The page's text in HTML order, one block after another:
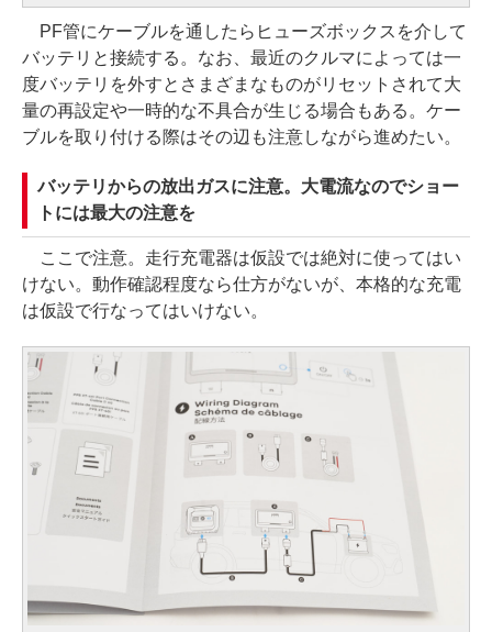
PF管にケーブルを通したらヒューズボックスを介して
バッテリと接続する。なお、最近のクルマによっては一
度バッテリを外すとさまざまなものがリセットされて大
量の再設定や一時的な不具合が生じる場合もある。ケー
ブルを取り付ける際はその辺も注意しながら進めたい。
バッテリからの放出ガスに注意。大電流なのでショー
トには最大の注意を
ここで注意。走行充電器は仮設では絶対に使ってはい
けない。動作確認程度なら仕方がないが、本格的な充電
は仮設で行なってはいけない。